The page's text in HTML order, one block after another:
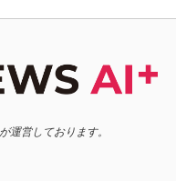
が運営しております。